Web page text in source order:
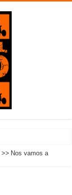
>> Nos vamos a